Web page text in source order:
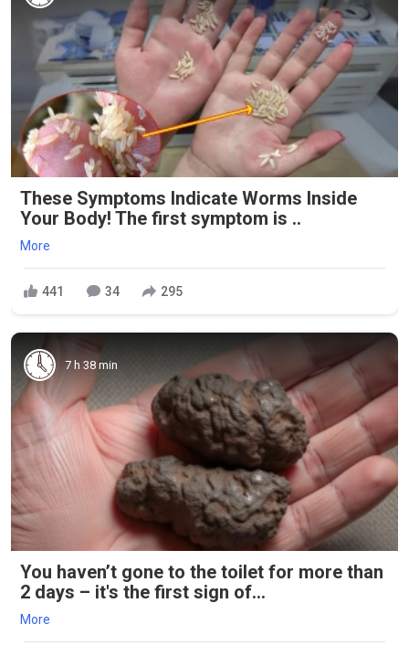
These Symptoms Indicate Worms Inside
Your Body! The first symptom is ..
More
441 34 295
7 h 38 min
You haven’t gone to the toilet for more than
2 days – it's the first sign of...
More